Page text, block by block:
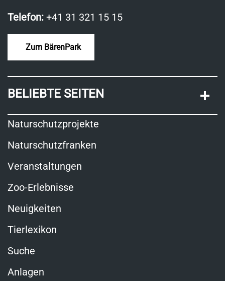
Telefon: +41 31 321 15 15
Zum BärenPark
BELIEBTE SEITEN
Naturschutzprojekte
Naturschutzfranken
Veranstaltungen
Zoo-Erlebnisse
Neuigkeiten
Tierlexikon
Suche
Anlagen